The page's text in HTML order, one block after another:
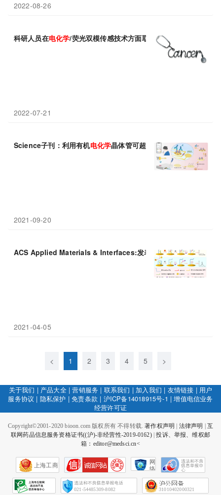
2022-08-26
科研人员在电化学/荧光双模传感技术方面取得进展
2022-07-21
Science子刊：利用有机电化学晶体管可超快、高灵敏、便携式地
2021-09-20
ACS Applied Materials & Interfaces:发表了基于DNA步行器触
2021-04-05
< 1 2 3 4 5 >
关于我们 | 产品大全|营销服务 | 联系我们 | 加入我们 | 友情链接 | 用户
服务协议 | 隐私保护 |免责条款 | 沪ICP备14018915号-1 |增值电信业务
经营许可证
Copyright©2001-2020 bioon.com 版权所有 不得转载.著作权声明 法律声明
互
联网药品信息服务资格证书((沪)-非经营性-2019-0162)|投诉、举报、维权邮
箱：editor@medsci.cn<
上海工商
网
络
会
征
021-54485309-8082 31010402000321